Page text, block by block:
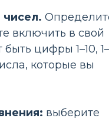
включить в свой
цифры 1–10, 1–
которые вы
выберите